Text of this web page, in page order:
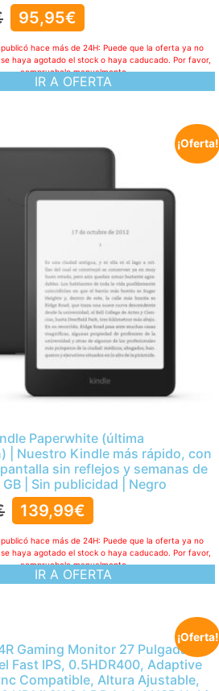
95,95€
IR A OFERTA
hace más de 24H: Puede que la oferta ya no
haya agotado el stock o haya caducado. Por favor,
compruebelo manualmente
¡Oferta!
Paperwhite (última
| Nuestro Kindle más rápido, con
sin reflejos y semanas de
| Sin publicidad | Negro
139,99€
IR A OFERTA
hace más de 24H: Puede que la oferta ya no
haya agotado el stock o haya caducado. Por favor,
compruebelo manualmente
¡Oferta!
Gaming Monitor 27 Pulgadas,
Fast IPS, 0.5HDR400, Adaptive
Compatible, Altura Ajustable,